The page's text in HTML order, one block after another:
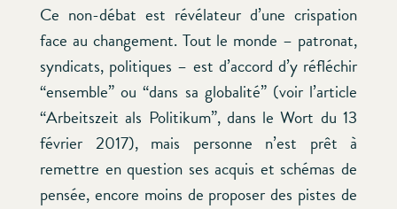
Ce non-débat est révélateur d’une crispation
face au changement. Tout le monde – patronat,
syndicats, politiques – est d’accord d’y réfléchir
“ensemble” ou “dans sa globalité” (voir l’article
“Arbeitszeit als Politikum”, dans le Wort du 13
février 2017), mais personne n’est prêt à
remettre en question ses acquis et schémas de
pensée, encore moins de proposer des pistes de